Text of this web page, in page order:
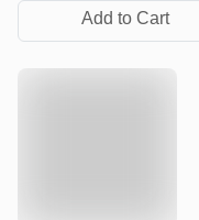
Add to Cart